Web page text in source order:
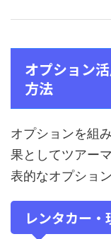
オプション
方法
オプションを組
果としてツアー
表的なオプショ
レンタカー